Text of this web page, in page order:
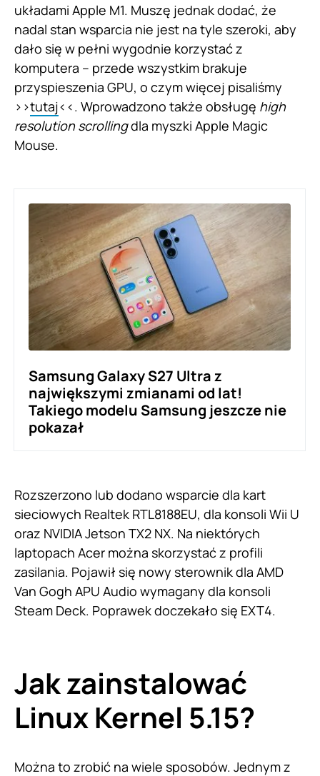
układami Apple M1. Muszę jednak dodać, że
nadal stan wsparcia nie jest na tyle szeroki, aby
dało się w pełni wygodnie korzystać z
komputera – przede wszystkim brakuje
przyspieszenia GPU, o czym więcej pisaliśmy
>>tutaj<<. Wprowadzono także obsługę high
resolution scrollingdla myszki Apple Magic
Mouse.
Samsung Galaxy S27 Ultra z
największymi zmianami od lat!
Takiego modelu Samsung jeszcze nie
pokazał
Rozszerzono lub dodano wsparcie dla kart
sieciowych Realtek RTL8188EU, dla konsoli Wii U
oraz NVIDIA Jetson TX2 NX. Na niektórych
laptopach Acer można skorzystać z profili
zasilania. Pojawił się nowy sterownik dla AMD
Van Gogh APU Audio wymagany dla konsoli
Steam Deck. Poprawek doczekało się EXT4.
Jak zainstalować
Linux Kernel 5.15?
Można to zrobić na wiele sposobów. Jednym z